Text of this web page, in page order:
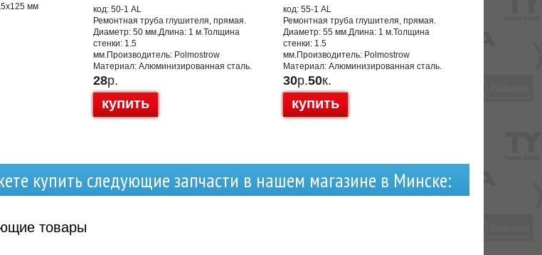
мм
код: 50-1 AL
Ремонтная труба глушителя, прямая.
Диаметр: 50 мм.Длина: 1 м.Толщина
стенки: 1.5
мм.Производитель: Polmostrow
Материал: Алюминизированная сталь.
28р.
купить
код: 55-1 AL
Ремонтная труба глушителя, прямая.
Диаметр: 55 мм.Длина: 1 м.Толщина
стенки: 1.5
мм.Производитель: Polmostrow
Материал: Алюминизированная сталь.
30р.50к.
купить
купить следующие запчасти в нашем магазине в Минске:
товары